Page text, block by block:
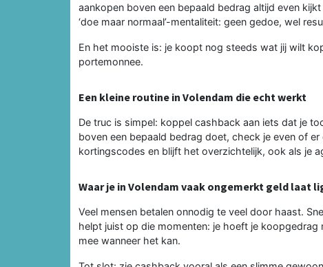
aankopen boven een bepaald bedrag altijd even
‘doe maar normaal’-mentaliteit: geen gedoe, wel
En het mooiste is: je koopt nog steeds wat jij wilt
portemonnee.
Een kleine routine in Volendam die echt werkt
De truc is simpel: koppel cashback aan iets dat je
boven een bepaald bedrag doet, check je even of
kortingscodes en blijft het overzichtelijk, ook als je
Waar je in Volendam vaak ongemerkt geld laat
Veel mensen betalen onnodig te veel door haast.
helpt juist op die momenten: je hoeft je
mee wanneer het kan.